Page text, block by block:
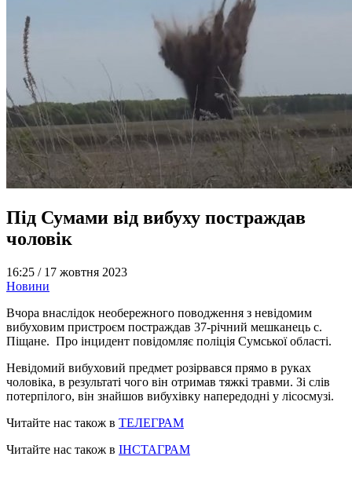
Під Сумами від вибуху постраждав
чоловік
16:25 / 17 жовтня 2023
Новини
Вчора внаслідок необережного поводження з невідомим
вибуховим пристроєм постраждав 37-річний мешканець с.
Піщане. Про інцидент повідомляє поліція Сумської області.
Невідомий вибуховий предмет розірвався прямо в руках
чоловіка, в результаті чого він отримав тяжкі травми. Зі слів
потерпілого, він знайшов вибухівку напередодні у лісосмузі.
Читайте нас також в ТЕЛЕГРАМ
Читайте нас також в ІНСТАГРАМ